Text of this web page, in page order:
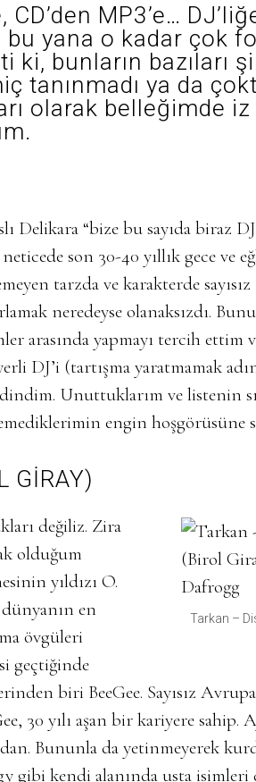
MP3’e…
bu yana o kadar çok
ki, bunların bazıları
tanınmadı ya da
olarak belleğimde iz
Delikara “bize bu sayıda biraz
son 30-40 yıllık gece ve
tarzda ve karakterde
neredeyse olanaksızdı.
arasında yapmayı tercih ettim
DJ’i (tartışma yaratmamak
Unuttuklarım ve listenin
engin hoşgörüsüne
GİRAY)
Tarkan –
değiliz. Zira
olduğum
yıldızı O.
en
övgüleri
geçtiğinde
biri BeeGee. Sayısız
30 yılı aşan bir kariyere sahip.
Bununla da yetinmeyerek
gibi kendi alanında usta